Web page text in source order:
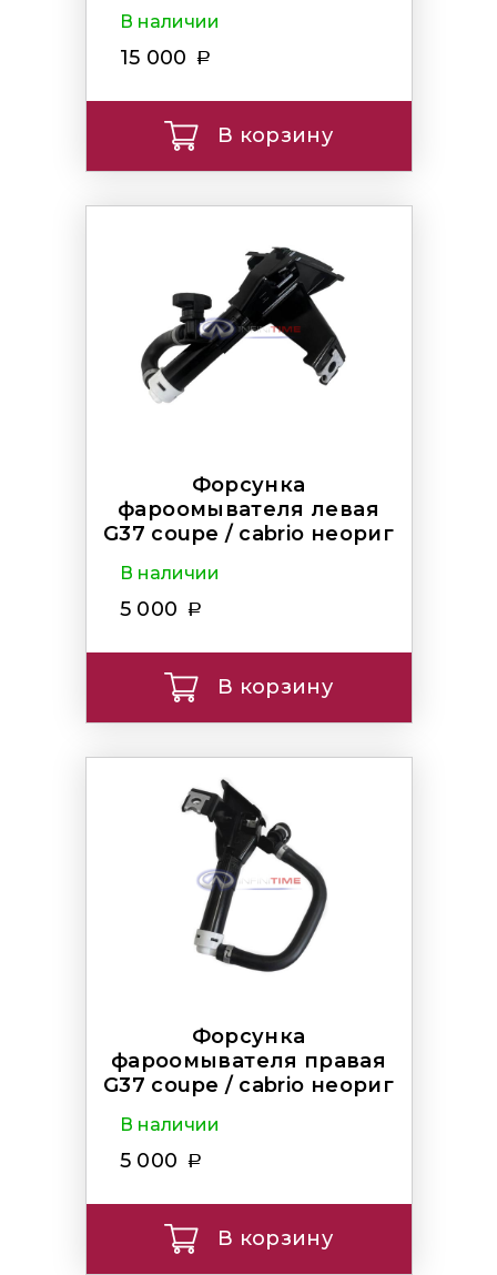
В наличии
15 000
В корзину
Форсунка
фароомывателя левая
G37 coupe / cabrio неориг
В наличии
5 000
В корзину
Форсунка
фароомывателя правая
G37 coupe / cabrio неориг
В наличии
5 000
В корзину